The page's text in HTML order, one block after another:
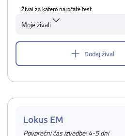
Žival za katero naročate test
Moje živali
Dodaj žival
Lokus EM
Povprečni čas izvedbe: 4-5 dni